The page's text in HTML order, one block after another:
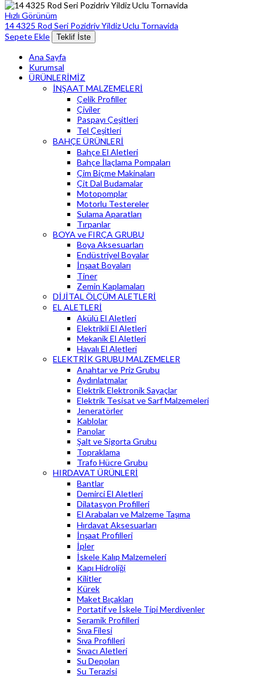
Hızlı Görünüm
14 4325 Rod Seri Pozidriv Yildiz Uclu Tornavida
Sepete Ekle
Teklif İste
Ana Sayfa
Kurumsal
ÜRÜNLERİMİZ
İNŞAAT MALZEMELERİ
Çelik Profiller
Çiviler
Paspayı Çeşitleri
Tel Çeşitleri
BAHÇE ÜRÜNLERİ
Bahçe El Aletleri
Bahçe İlaçlama Pompaları
Çim Biçme Makinaları
Çit Dal Budamalar
Motopomplar
Motorlu Testereler
Sulama Aparatları
Tırpanlar
BOYA ve FIRÇA GRUBU
Boya Aksesuarları
Endüstriyel Boyalar
İnşaat Boyaları
Tiner
Zemin Kaplamaları
DİJİTAL ÖLÇÜM ALETLERİ
EL ALETLERİ
Akülü El Aletleri
Elektrikli El Aletleri
Mekanik El Aletleri
Havalı El Aletleri
ELEKTRİK GRUBU MALZEMELER
Anahtar ve Priz Grubu
Aydınlatmalar
Elektrik Elektronik Sayaçlar
Elektrik Tesisat ve Sarf Malzemeleri
Jeneratörler
Kablolar
Panolar
Şalt ve Sigorta Grubu
Topraklama
Trafo Hücre Grubu
HIRDAVAT ÜRÜNLERİ
Bantlar
Demirci El Aletleri
Dilatasyon Profilleri
El Arabaları ve Malzeme Taşıma
Hırdavat Aksesuarları
İnşaat Profilleri
İpler
İskele Kalıp Malzemeleri
Kapı Hidroliği
Kilitler
Kürek
Maket Bıçakları
Portatif ve İskele Tipi Merdivenler
Seramik Profilleri
Sıva Filesi
Sıva Profilleri
Sıvacı Aletleri
Su Depoları
Su Terazisi